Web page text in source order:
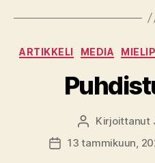
ARTIKKELI MEDIA
Kirjoittaja
Kirjoittanut
Julkaisupäivämäärä
13 tammikuun,